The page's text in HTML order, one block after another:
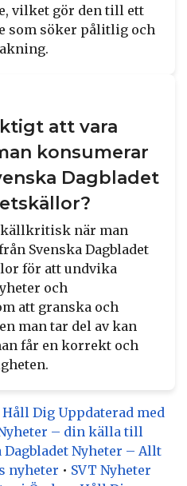
vilket gör den till ett
som söker pålitlig och
att vara
konsumerar
Dagbladet
källkritisk när man
Svenska Dagbladet
för att undvika
och
att granska och
man tar del av kan
får en korrekt och
Dig Uppdaterad med
– din källa till
Dagbladet Nyheter – Allt
nyheter • SVT Nyheter